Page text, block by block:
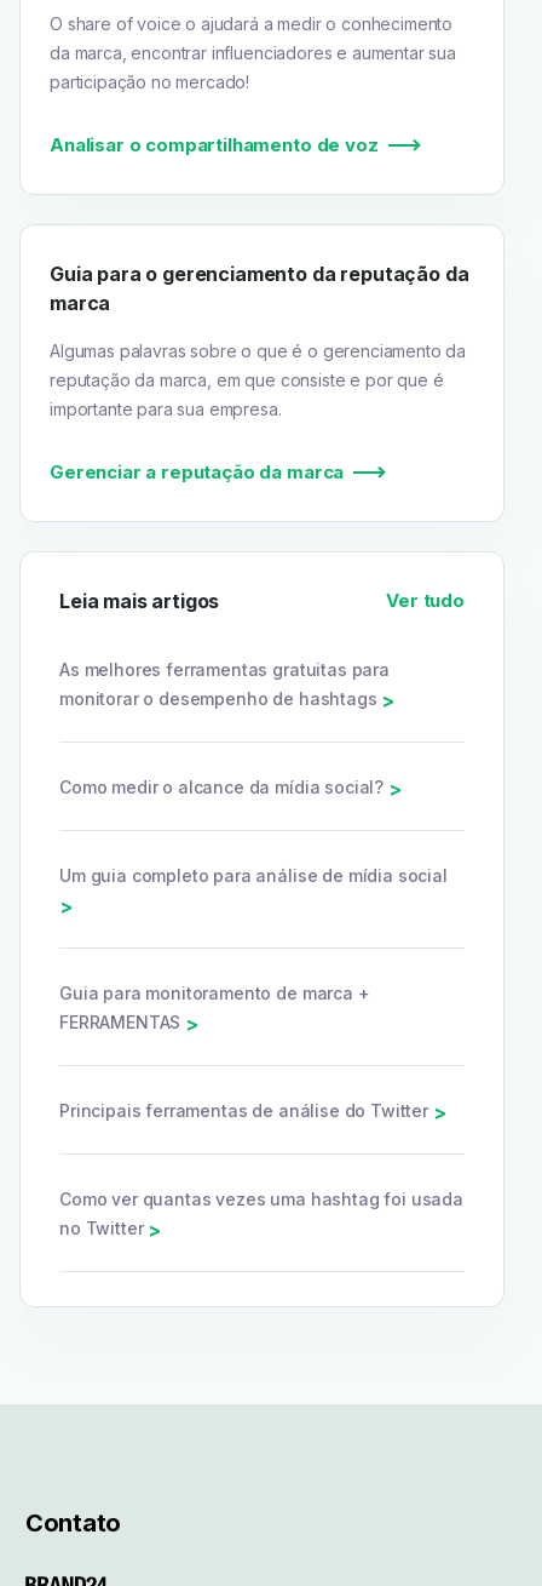
O share of voice o ajudará a medir o conhecimento
da marca, encontrar influenciadores e aumentar sua
participação no mercado!
Analisar o compartilhamento de voz
Guia para o gerenciamento da reputação da
marca
Algumas palavras sobre o que é o gerenciamento da
reputação da marca, em que consiste e por que é
importante para sua empresa.
Gerenciar a reputação da marca
Leia mais artigos Ver tudo
As melhores ferramentas gratuitas para
monitorar o desempenho de hashtags >
Como medir o alcance da mídia social? >
Um guia completo para análise de mídia social
>
Guia para monitoramento de marca +
FERRAMENTAS >
Principais ferramentas de análise do Twitter >
Como ver quantas vezes uma hashtag foi usada
no Twitter >
Contato